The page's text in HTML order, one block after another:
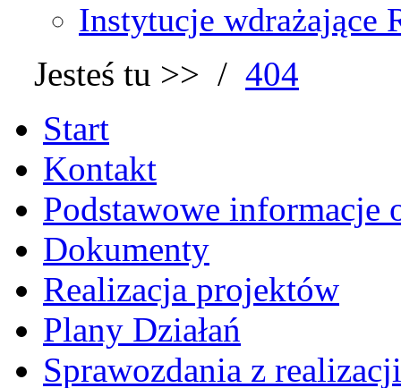
Instytucje wdrażające
Jesteś tu >> / 404
Start
Kontakt
Podstawowe informacje
Dokumenty
Realizacja projektów
Plany Działań
Sprawozdania z